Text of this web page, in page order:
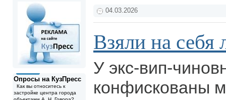
Опросы на КузПресс
Как вы относитесь к
застройке центра города
04.03.2026
Взяли на себя
У экс-вип-
конфискованы